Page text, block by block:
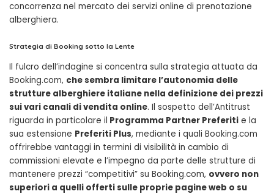
concorrenza nel mercato dei servizi online di prenotazione
alberghiera.
Strategia di Booking sotto la Lente
Il fulcro dell’indagine si concentra sulla strategia attuata da
Booking.com, che sembra limitare l’autonomia delle
strutture alberghiere italiane nella definizione dei prezzi
sui vari canali di vendita online. Il sospetto dell’Antitrust
riguarda in particolare il Programma Partner Preferiti e la
sua estensione Preferiti Plus, mediante i quali Booking.com
offrirebbe vantaggi in termini di visibilità in cambio di
commissioni elevate e l’impegno da parte delle strutture di
mantenere prezzi “competitivi” su Booking.com, ovvero non
superiori a quelli offerti sulle proprie pagine web o su